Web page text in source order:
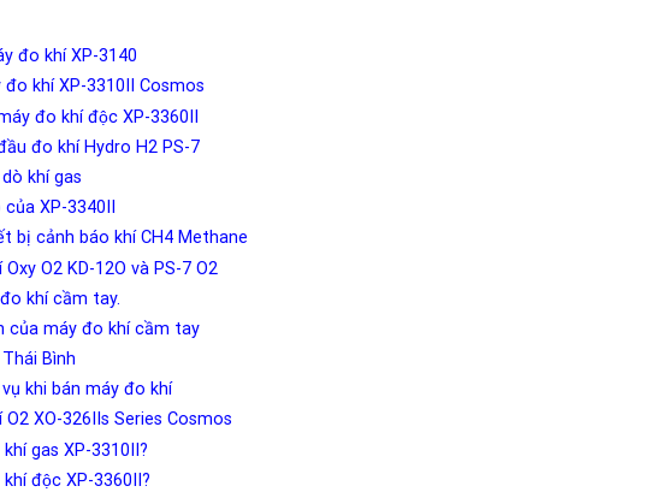
đo khí XP-3140
khí XP-3310II Cosmos
đo khí độc XP-3360II
đo khí Hydro H2 PS-7
khí gas
XP-3340II
bị cảnh báo khí CH4 Methane
O2 KD-12O và PS-7 O2
khí cầm tay.
của máy đo khí cầm tay
Bình
khi bán máy đo khí
XO-326IIs Series Cosmos
gas XP-3310II?
độc XP-3360II?